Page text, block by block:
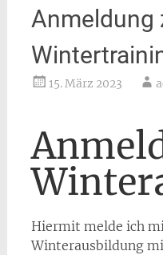
Anmeldung
15. März 2023
Hiermit melde ich
Winterausbildung